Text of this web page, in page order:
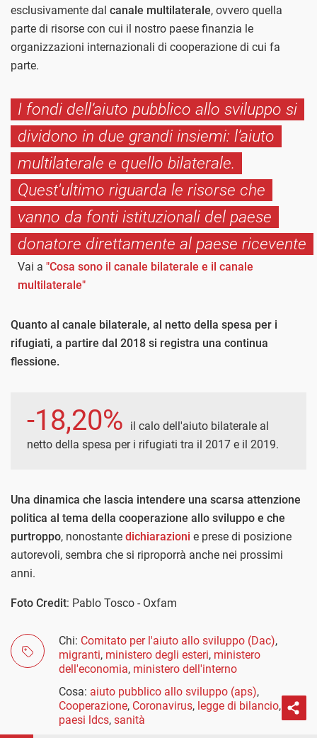
esclusivamente dal canale multilaterale, ovvero quella
parte di risorse con cui il nostro paese finanzia le
organizzazioni internazionali di cooperazione di cui fa
parte.
I fondi dell’aiuto pubblico allo sviluppo si
dividono in due grandi insiemi: l’aiuto
multilaterale e quello bilaterale.
Quest'ultimo riguarda le risorse che
vanno da fonti istituzionali del paese
donatore direttamente al paese ricevente
Vai a "Cosa sono il canale bilaterale e il canale
multilaterale"
Quanto al canale bilaterale, al netto della spesa per i
rifugiati, a partire dal 2018 si registra una continua
flessione.
-18,20%
il calo dell'aiuto bilaterale al
netto della spesa per i rifugiati tra il 2017 e il 2019.
Una dinamica che lascia intendere una scarsa attenzione
politica al tema della cooperazione allo sviluppo e che
purtroppo, nonostante dichiarazioni e prese di posizione
autorevoli, sembra che si riproporrà anche nei prossimi
anni.
Foto Credit: Pablo Tosco - Oxfam
Chi: Comitato per l'aiuto allo sviluppo (Dac),
migranti, ministero degli esteri, ministero
dell'economia, ministero dell'interno
Cosa: aiuto pubblico allo sviluppo (aps),
Cooperazione, Coronavirus, legge di bilancio,
paesi ldcs, sanità